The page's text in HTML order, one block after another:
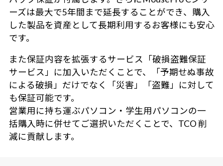
ーズは最大で5年間まで延長することができ、購入
した製品を資産として長期利用するお客様にも安心
です。
また保証内容を拡張するサービス「破損盗難保証
サービス」に加入いただくことで、「予期せぬ事故
による破損」だけでなく「災害」「盗難」に対して
も保証可能です。
営業用に持ち運ぶパソコン・学生用パソコンの一
括購入時に併せてご選択いただくことで、TCO 削
減に貢献します。